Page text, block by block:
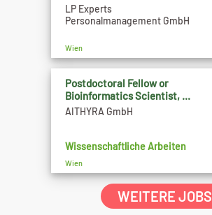
LP Experts
Personalmanagement GmbH
Wien
Postdoctoral Fellow or
Bioinformatics Scientist, ...
AITHYRA GmbH
Wissenschaftliche Arbeiten
Wien
WEITERE JOBS